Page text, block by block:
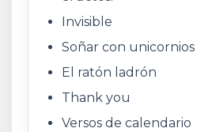
Invisible
Soñar con unicornios
El ratón ladrón
Thank you
Versos de calendario